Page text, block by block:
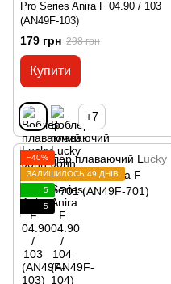
Pro Series Anira F 04.90 / 103
(AN49F-103)
179 грн 298 грн
Купити
+7
−40%
ЗАЛИШИЛОСЬ 49 ДНІВ
5
5